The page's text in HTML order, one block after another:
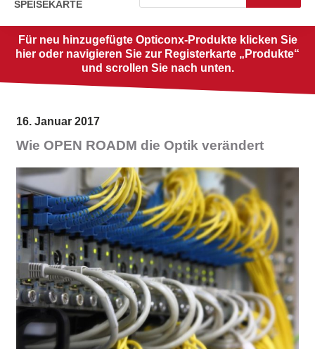
SPEISEKARTE
Für neu hinzugefügte Opticonx-Produkte klicken Sie
hier oder navigieren Sie zur Registerkarte „Produkte“
und scrollen Sie nach unten.
16. Januar 2017
Wie OPEN ROADM die Optik verändert